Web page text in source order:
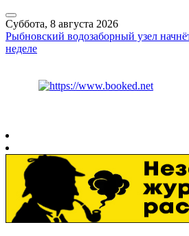
Суббота, 8 августа 2026
Рыбновский водозаборный узел
неделе